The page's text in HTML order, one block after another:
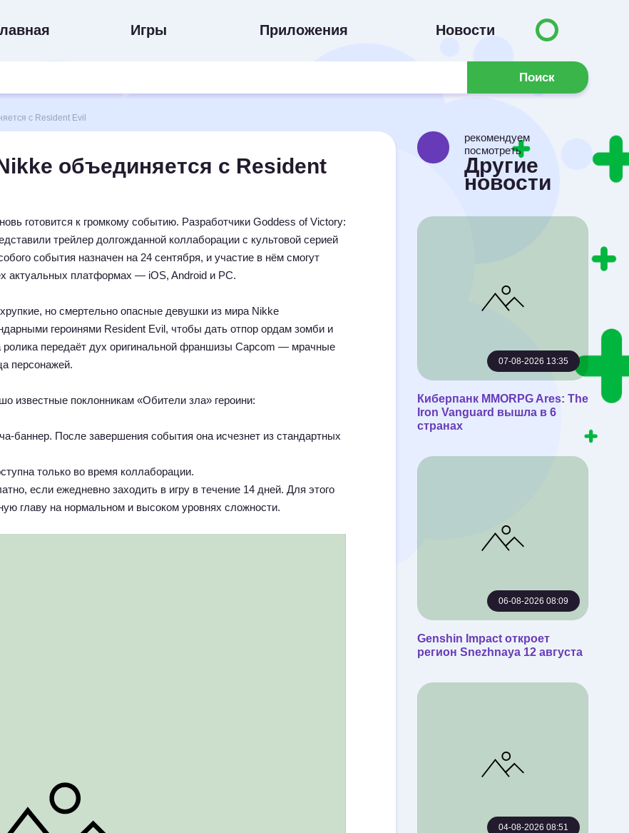
Игры Приложения Новости
Поиск
с Resident Evil
объединяется с Resident
готовится к громкому событию. Разработчики Goddess of Victory:
трейлер долгожданной коллаборации с культовой серией
события назначен на 24 сентября, и участие в нём смогут
актуальных платформах — iOS, Android и PC.
но смертельно опасные девушки из мира Nikke
героинями Resident Evil, чтобы дать отпор ордам зомби и
ролика передаёт дух оригинальной франшизы Capcom — мрачные
персонажей.
известные поклонникам «Обители зла» героини:
баннер. После завершения события она исчезнет из стандартных
только во время коллаборации.
если ежедневно заходить в игру в течение 14 дней. Для этого
главу на нормальном и высоком уровнях сложности.
рекомендуем
посмотреть
Другие
новости
07-08-2026 13:35
Киберпанк MMORPG Ares: The
Iron Vanguard вышла в 6
странах
06-08-2026 08:09
Genshin Impact откроет
регион Snezhnaya 12 августа
04-08-2026 08:51